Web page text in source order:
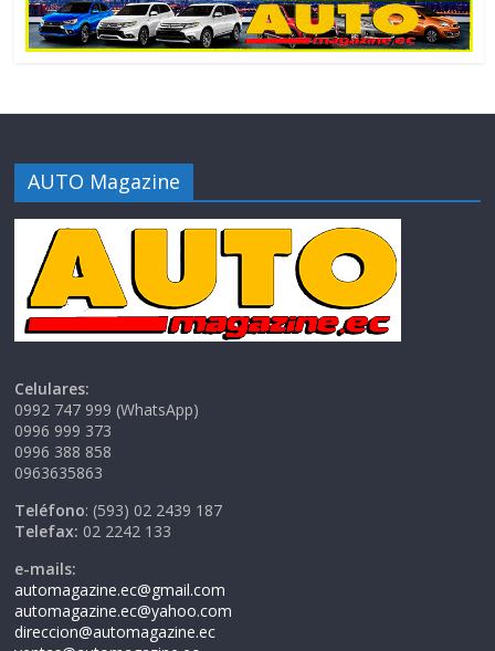
AUTO Magazine
Celulares:
0992 747 999 (WhatsApp)
0996 999 373
0996 388 858
0963635863
Teléfono: (593) 02 2439 187
Telefax: 02 2242 133
e-mails:
automagazine.ec@gmail.com
automagazine.ec@yahoo.com
direccion@automagazine.ec